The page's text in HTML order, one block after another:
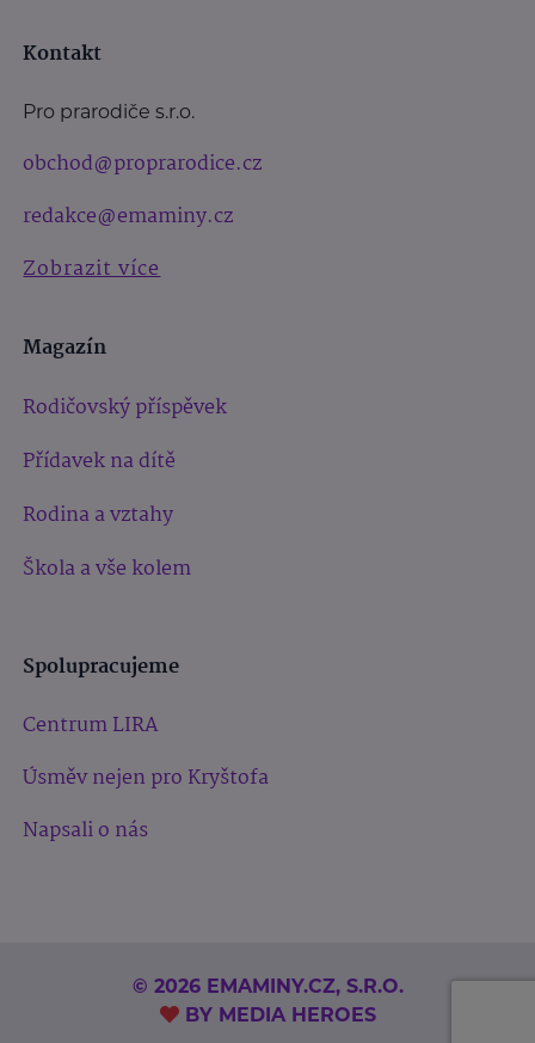
Kontakt
Pro prarodiče s.r.o.
obchod@proprarodice.cz
redakce@emaminy.cz
Zobrazit více
Magazín
Rodičovský příspěvek
Přídavek na dítě
Rodina a vztahy
Škola a vše kolem
Spolupracujeme
Centrum LIRA
Úsměv nejen pro Kryštofa
Napsali o nás
© 2026 EMAMINY.CZ, S.R.O.
BY MEDIA HEROES